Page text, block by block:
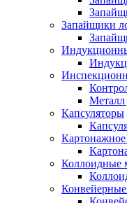
Запайщики
Металл
Капсуляторы
Коллоидные